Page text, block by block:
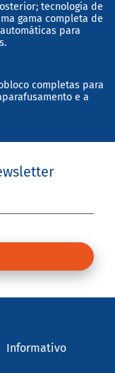
tecnologia de
gama completa de
para
completas para
e a
Informativo